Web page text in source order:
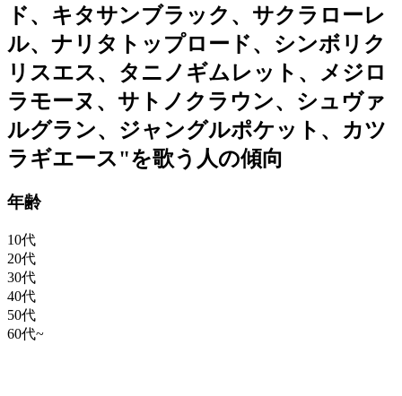
ド、キタサンブラック、サクラローレ
ル、ナリタトップロード、シンボリク
リスエス、タニノギムレット、メジロ
ラモーヌ、サトノクラウン、シュヴァ
ルグラン、ジャングルポケット、カツ
ラギエース"を歌う人の傾向
年齢
10代
20代
30代
40代
50代
60代~